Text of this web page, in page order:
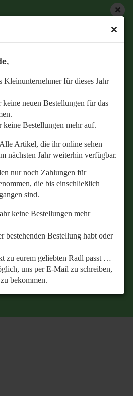
Kleinunternehmer für dieses Jahr
neuen Bestellungen für das
keine Bestellungen mehr auf.
Alle Artikel, die ihr online sehen
nächsten Jahr weiterhin verfügbar.
nur noch Zahlungen für
die bis einschließlich
sind.
keine Bestellungen mehr
bestehenden Bestellung habt oder
zu eurem geliebten Radl passt …
uns per E-Mail zu schreiben,
bekommen.
gesunde Radlzeit und freut
für dieses Jahr
neuen Bestellungen für das
Bestellungen mehr auf.
Artikel, die ihr online sehen
Jahr weiterhin
die bis einschließlich
sind.
Bestellungen mehr
Bestellung habt
geliebten Radl passt
uns per E-Mail zu
fit zu bekommen.
gesunde Radlzeit und freut
Start in die neue